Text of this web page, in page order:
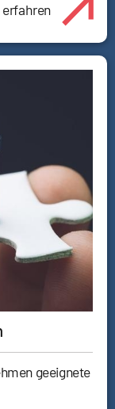
geeignete